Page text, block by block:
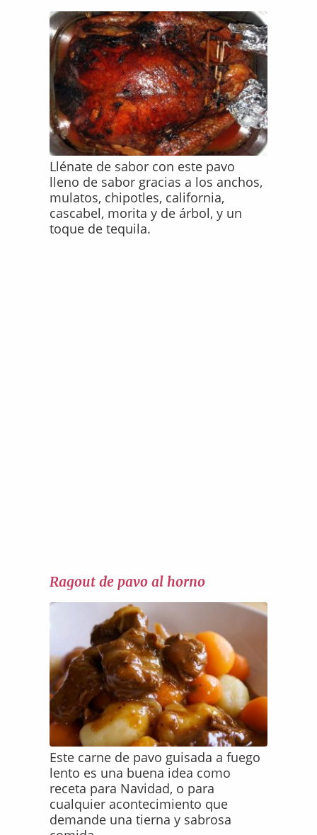
Llénate de sabor con este pavo
lleno de sabor gracias a los anchos,
mulatos, chipotles, california,
cascabel, morita y de árbol, y un
toque de tequila.
Ragout de pavo al horno
Este carne de pavo guisada a fuego
lento es una buena idea como
receta para Navidad, o para
cualquier acontecimiento que
demande una tierna y sabrosa